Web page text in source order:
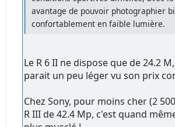
avantage de pouvoir photographier
confortablement en faible lumière.
Le R 6 II ne dispose que de 24.2
parait un peu léger vu son prix
Chez Sony, pour moins cher (2
R III de 42.4 Mp, c'est quand